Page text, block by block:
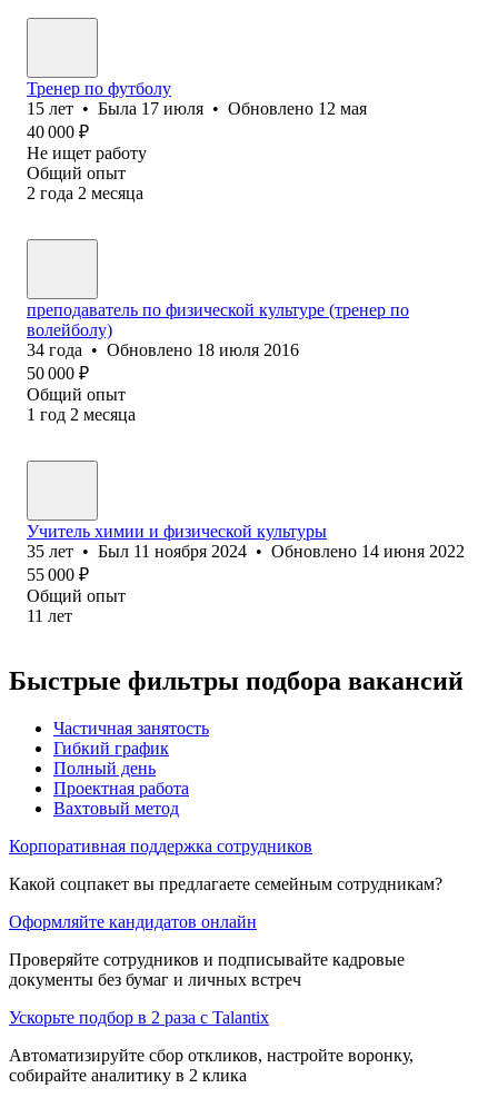
Тренер по футболу
15 лет • Была 17 июля • Обновлено 12 мая
40 000 ₽
Не ищет работу
Общий опыт
2 года 2 месяца
преподаватель по физической культуре (тренер по
волейболу)
34 года • Обновлено 18 июля 2016
50 000 ₽
Общий опыт
1 год 2 месяца
Учитель химии и физической культуры
35 лет • Был 11 ноября 2024 • Обновлено 14 июня 2022
55 000 ₽
Общий опыт
11 лет
Быстрые фильтры подбора вакансий
Частичная занятость
Гибкий график
Полный день
Проектная работа
Вахтовый метод
Корпоративная поддержка сотрудников
Какой соцпакет вы предлагаете семейным сотрудникам?
Оформляйте кандидатов онлайн
Проверяйте сотрудников и подписывайте кадровые
документы без бумаг и личных встреч
Ускорьте подбор в 2 раза с Talantix
Автоматизируйте сбор откликов, настройте воронку,
собирайте аналитику в 2 клика